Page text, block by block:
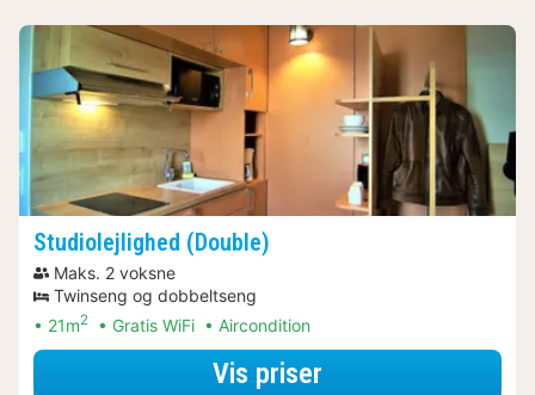
Studiolejlighed (Double)
Maks. 2 voksne
Twinseng og dobbeltseng
21m2 Gratis WiFi Aircondition
Vis priser